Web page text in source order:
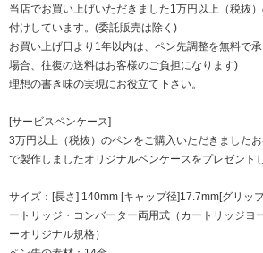
当店でお買い上げいただきました1万円以上（税抜
付けしています。(委託販売は除く)
お買い上げ日より1年以内は、ペン先調整を無料で
場合、往復の送料はお客様のご負担になります)
理想の書き味の実現にお役立て下さい。
[サービスペンケース]
3万円以上（税抜）のペンをご購入いただきました
で製作しましたオリジナルペンケースをプレゼント
サイズ：[長さ] 140mm [キャップ径]17.7mm[グリッ
ートリッジ・コンバーター両用式（カートリッジ
ーオリジナル規格）